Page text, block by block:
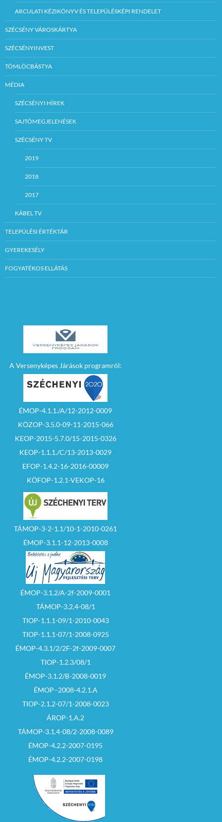
ARCULATI KÉZIKÖNYV ÉS TELEPÜLÉSKÉPI RENDELET
SZÉCSÉNY VÁROSKÁRTYA
SZÉCSÉNYINVEST
TÖMLÖCBÁSTYA
MÉDIA
SZÉCSÉNYI HÍREK
SAJTÓMEGJELENÉSEK
SZÉCSÉNY TV
2019
2018
2017
KÁBEL TV
TELEPÜLÉSI ÉRTÉKTÁR
GYEREKESÉLY
FOGYATÉKOS ELLÁTÁS
A Versenyképes Járások programról:
ÉMOP-4.1.1./A/12-2012-0009
KÖZOP-3.5.0-09-11-2015-066
KEOP-2015-5.7.0/15-2015-0326
KEOP-1.1.1./C/13-2013-0029
EFOP-1.4.2-16-2016-00009
KÖFOP-1.2.1-VEKOP-16
TÁMOP-3-2-1.1/10-1-2010-0261
ÉMOP-3.1.1-12-2013-0008
ÉMOP-3.1.2/A-2f-2009-0001
TÁMOP-3.2.4-08/1
TIOP-1.1.1-09/1-2010-0043
TIOP-1.1.1-07/1-2008-0925
ÉMOP-4.3.1/2/2F-2f-2009-0007
TIOP-1.2.3/08/1
ÉMOP-3.1.2/B-2008-0019
ÉMOP–2008-4.2.1.A
TIOP-2.1.2-07/1-2008-0023
ÁROP-1.A.2
TÁMOP-3.1.4-08/2-2008-0089
ÉMOP-4.2.2-2007-0195
ÉMOP-4.2.2-2007-0198